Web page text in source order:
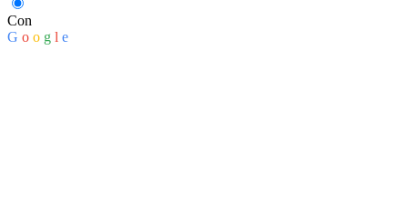
Con
G o o g l e